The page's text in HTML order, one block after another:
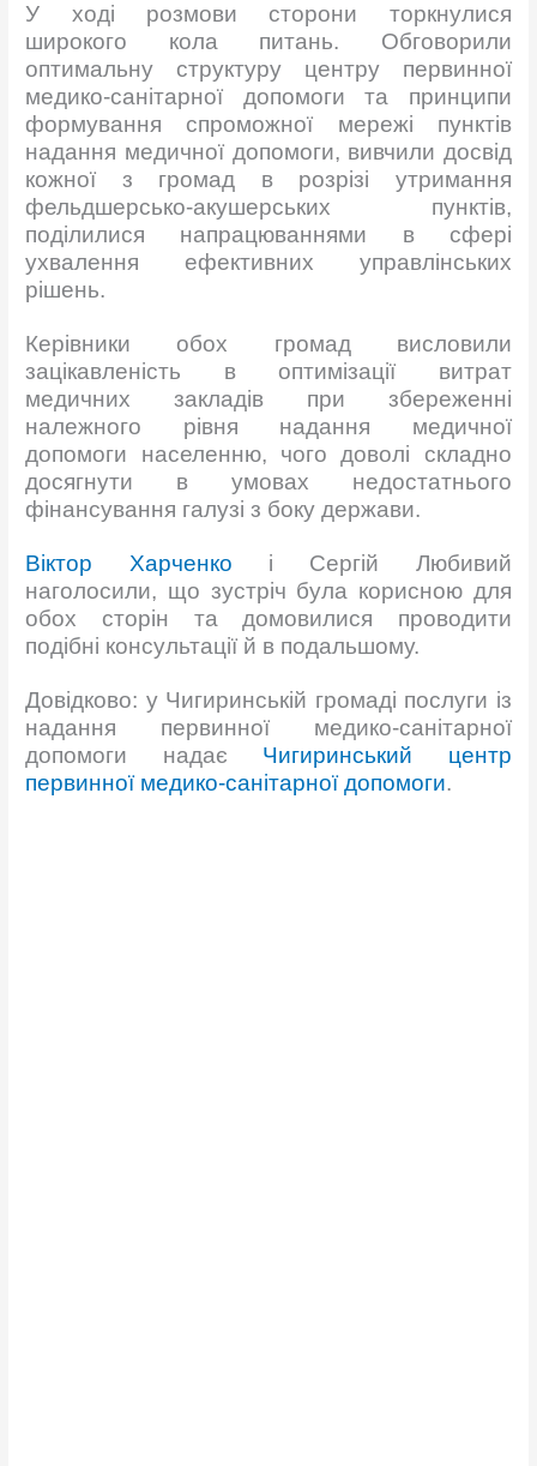
У ході розмови сторони торкнулися
широкого кола питань. Обговорили
оптимальну структуру центру первинної
медико-санітарної допомоги та принципи
формування спроможної мережі пунктів
надання медичної допомоги, вивчили досвід
кожної з громад в розрізі утримання
фельдшерсько-акушерських пунктів,
поділилися напрацюваннями в сфері
ухвалення ефективних управлінських
рішень.
Керівники обох громад висловили
зацікавленість в оптимізації витрат
медичних закладів при збереженні
належного рівня надання медичної
допомоги населенню, чого доволі складно
досягнути в умовах недостатнього
фінансування галузі з боку держави.
Віктор Харченко і Сергій Любивий
наголосили, що зустріч була корисною для
обох сторін та домовилися проводити
подібні консультації й в подальшому.
Довідково: у Чигиринській громаді послуги із
надання первинної медико-санітарної
допомоги надає Чигиринський центр
первинної медико-санітарної допомоги.